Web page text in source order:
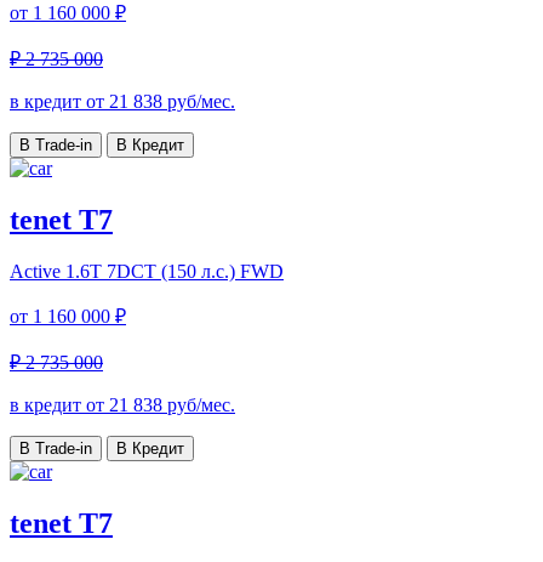
от 1 160 000 ₽
₽ 2 735 000
в кредит от 21 838 руб/мес.
В Trade-in В Кредит
tenet T7
Active 1.6T 7DCT (150 л.с.) FWD
от 1 160 000 ₽
₽ 2 735 000
в кредит от 21 838 руб/мес.
В Trade-in В Кредит
tenet T7